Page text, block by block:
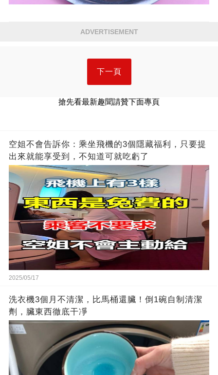
ADVERTISEMENT
下一頁
搶先看最新趣聞請贊下面專頁
空姐不會告訴你：乘坐飛機的3個隱藏福利，只要提
出來就能享受到，不知道可就吃虧了
2025/05/17
洗衣機3個月不清潔，比馬桶還臟！倒1碗自制清潔
劑，臟東西徹底干凈